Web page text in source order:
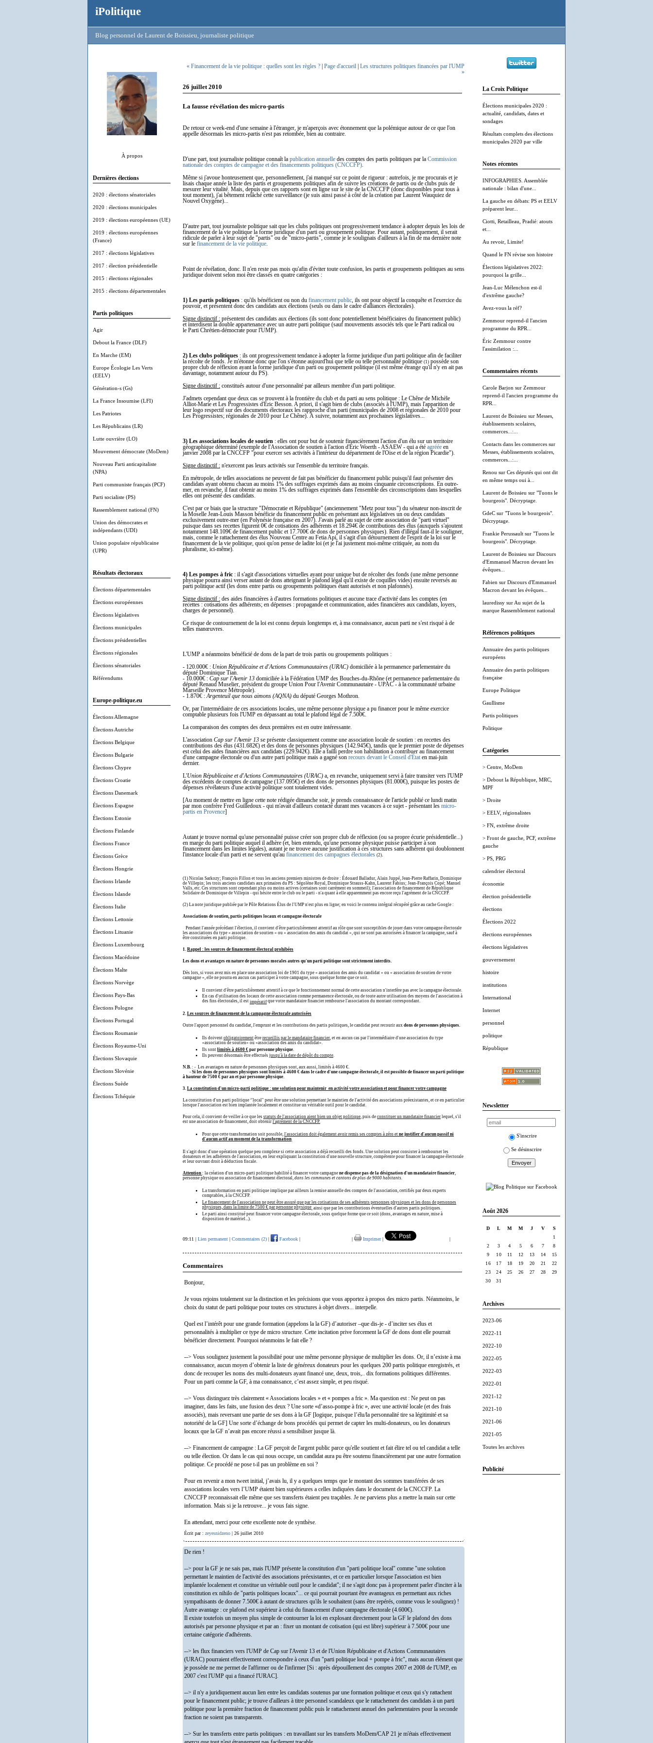
iPolitique
Blog personnel de Laurent de Boissieu, journaliste politique
À propos
Dernières élections
2020 : élections sénatoriales
2020 : élections municipales
2019 : élections européennes (UE)
2019 : élections européennes
(France)
2017 : élections législatives
2017 : élection présidentielle
2015 : élections régionales
2015 : élections départementales
Partis politiques
Agir
Debout la France (DLF)
En Marche (EM)
Europe Écologie Les Verts
(EELV)
Génération-s (Gs)
La France Insoumise (LFI)
Les Patriotes
Les Républicains (LR)
Lutte ouvrière (LO)
Mouvement démocrate (MoDem)
Nouveau Parti anticapitaliste
(NPA)
Parti communiste français (PCF)
Parti socialiste (PS)
Rassemblement national (FN)
Union des démocrates et
indépendants (UDI)
Union populaire républicaine
(UPR)
Résultats électoraux
Élections départementales
Élections européennes
Élections législatives
Élections municipales
Élections présidentielles
Élections régionales
Élections sénatoriales
Référendums
Europe-politique.eu
Élections Allemagne
Élections Autriche
Élections Belgique
Élections Bulgarie
Élections Chypre
Élections Croatie
Élections Danemark
Élections Espagne
Élections Estonie
Élections Finlande
Élections France
Élections Grèce
Élections Hongrie
Élections Irlande
Élections Islande
Élections Italie
Élections Lettonie
Élections Lituanie
Élections Luxembourg
Élections Macédoine
Élections Malte
Élections Norvège
Élections Pays-Bas
Élections Pologne
Élections Portugal
Élections Roumanie
Élections Royaume-Uni
Élections Slovaquie
Élections Slovénie
Élections Suède
Élections Tchéquie
La Croix Politique
Élections municipales 2020 :
actualité, candidats, dates et
sondages
Résultats complets des élections
municipales 2020 par ville
Notes récentes
INFOGRAPHIES. Assemblée
nationale : bilan d'une...
La gauche en débats: PS et EELV
préparent leur...
Ciotti, Retailleau, Pradié: atouts
et...
Au revoir, Limite!
Quand le FN révise son histoire
Élections législatives 2022:
pourquoi la grille...
Jean-Luc Mélenchon est-il
d'extrême gauche?
Avez-vous la réf?
Zemmour reprend-il l'ancien
programme du RPR...
Éric Zemmour contre
l'assimilation :...
Commentaires récents
Carole Barjon sur Zemmour
reprend-il l'ancien programme du
RPR...
Laurent de Boissieu sur Messes,
établissements scolaires,
commerces...:...
Contacts dans les commerces sur
Messes, établissements scolaires,
commerces...:...
Renou sur Ces députés qui ont dit
en même temps oui à...
Laurent de Boissieu sur "Tuons le
bourgeois". Décryptage.
GdeC sur "Tuons le bourgeois".
Décryptage.
Frankie Perussault sur "Tuons le
bourgeois". Décryptage.
Laurent de Boissieu sur Discours
d'Emmanuel Macron devant les
évêques...
Fabien sur Discours d'Emmanuel
Macron devant les évêques...
lauredissy sur Au sujet de la
marque Rassemblement national
Références politiques
Annuaire des partis politiques
européens
Annuaire des partis politiques
française
Europe Politique
Gaullisme
Partis politiques
Politique
Catégories
> Centre, MoDem
> Debout la République, MRC,
MPF
> Droite
> EELV, régionalistes
> FN, extrême droite
> Front de gauche, PCF, extrême
gauche
> PS, PRG
calendrier électoral
économie
élection présidentielle
élections
Élections 2022
élections européennes
élections législatives
gouvernement
histoire
institutions
International
Internet
personnel
politique
République
Newsletter
S'inscrire
Se désinscrire
Août 2026
D L M M J V
S
1
2
3 4 5 6 7
8
9
10 11 12 13 14
15
16
17 18 19 20 21
22
23
24 25 26 27 28
29
30
31
Archives
2023-06
2022-11
2022-10
2022-05
2022-03
2022-01
2021-12
2021-10
2021-06
2021-05
Toutes les archives
Publicité
« Financement de la vie politique : quelles sont les règles ? Page d'accueil
Les structures politiques financées par l'UMP
»
26 juillet 2010
La fausse révélation des micro-partis
De retour ce week-end d'une semaine à l'étranger, je m'aperçois avec étonnement que la polémique autour de ce que l'on
appelle désormais les micro-partis n'est pas retombée, bien au contraire.
D'une part, tout journaliste politique connaît la publication annuelle des comptes des partis politiques par la Commission
nationale des comptes de campagne et des financements politiques (CNCCFP)
Même si j'avoue honteusement que, personnellement, j'ai manqué sur ce point de rigueur : autrefois, je me procurais et je
lisais chaque année la liste des partis et groupements politiques afin de suivre les créations de partis ou de clubs puis de
mesurer leur vitalité. Mais, depuis que ces rapports sont en ligne sur le site de la CNCCFP (donc disponibles pour tous à
tout moment), j'ai bêtement relâché cette surveillance (je suis ainsi passé à côté de la création par Laurent Wauquiez de
Nouvel Oxygène)...
D'autre part, tout journaliste politique sait que les clubs politiques ont progressivement tendance à adopter depuis les lois de
financement de la vie politique la forme juridique d'un parti ou groupement politique. Pour autant, politiquement, il serait
ridicule de parler à leur sujet de "partis" ou de "micro-partis", comme je le soulignais d'ailleurs à la fin de ma dernière note
sur le financement de la vie politique
Point de révélation, donc. Il n'en reste pas mois qu'afin d'éviter toute confusion, les partis et groupements politiques au sens
juridique doivent selon moi être classés en quatre catégories :
1) Les partis politiques : qu'ils bénéficient ou non du financement public , ils ont pour objectif la conquête et l'exercice du
pouvoir, et présentent donc des candidats aux élections (seuls ou dans le cadre d'alliances électorales).
Signe distinctif : présentent des candidats aux élections (ils sont donc potentiellement bénéficiaires du financement public)
et interdisent la double appartenance avec un autre parti politique (sauf mouvements associés tels que le Parti radical ou
le Parti Chrétien-démocrate pour l'UMP).
2) Les clubs politiques : ils ont progressivement tendance à adopter la forme juridique d'un parti politique afin de faciliter
la récolte de fonds. Je m'étonne donc que l'on s'étonne aujourd'hui que telle ou telle personnalité politique (1) possède son
propre club de réflexion ayant la forme juridique d'un parti ou groupement politique (il est même étrange qu'il n'y en ait pas
davantage, notamment autour du PS).
Signe distinctif : constitués autour d'une personnalité par ailleurs membre d'un parti politique.
J'admets cependant que deux cas se trouvent à la frontière du club et du parti au sens politique : Le Chêne de Michèle
Alliot-Marie et Les Progressistes d'Éric Besson. A priori, il s'agit bien de clubs (associés à l'UMP), mais l'apparition de
leur logo respectif sur des documents électoraux les rapproche d'un parti (municipales de 2008 et régionales de 2010 pour
Les Progressistes; régionales de 2010 pour Le Chêne). À suivre, notamment aux prochaines législatives...
3) Les associations locales de soutien : elles ont pour but de soutenir financièrement l'action d'un élu sur un territoire
géographique déterminé (exemple de l'Association de soutien à l'action d'Éric Woerth - ASAEW - qui a été agréée en
janvier 2008 par la CNCCFP "pour exercer ses activités à l'intérieur du département de l'Oise et de la région Picardie").
Signe distinctif : n'exercent pas leurs activités sur l'ensemble du territoire français.
En métropole, de telles associations ne peuvent de fait pas bénéficier du financement public puisqu'il faut présenter des
candidats ayant obtenu chacun au moins 1% des suffrages exprimés dans au moins cinquante circonscriptions. En outre-
mer, en revanche, il faut obtenir au moins 1% des suffrages exprimés dans l'ensemble des circonscriptions dans lesquelles
elles ont présenté des candidats.
C'est par ce biais que la structure "Démocratie et République" (anciennement "Metz pour tous") du sénateur non-inscrit de
la Moselle Jean-Louis Masson bénéficie du financement public en présentant aux législatives un ou deux candidats
exclusivement outre-mer (en Polynésie française en 2007). J'avais parlé au sujet de cette association de "parti virtuel"
puisque dans ses recettes figurent 0€ de cotisations des adhérents et 18.294€ de contributions des élus (auxquels s'ajoutent
notamment 148.109€ de financement public et 17.700€ de dons de personnes physiques). Rien d'illégal faut-il le souligner,
mais, comme le rattachement des élus Nouveau Centre au Fetia Api, il s'agit d'un détournement de l'esprit de la loi sur le
financement de la vie politique, quoi qu'on pense de ladite loi (et je l'ai justement moi-même critiquée, au nom du
pluralisme, ici-même).
4) Les pompes à fric : il s'agit d'associations virtuelles ayant pour unique but de récolter des fonds (une même personne
physique pourra ainsi verser autant de dons atteignant le plafond légal qu'il existe de coquilles vides) ensuite reversés au
parti politique actif (les dons entre partis ou groupements politiques étant autorisés et non plafonnés).
Signe distinctif : des aides financières à d'autres formations politiques et aucune trace d'activité dans les comptes (en
recettes : cotisations des adhérents; en dépenses : propagande et communication, aides financières aux candidats, loyers,
charges de personnel).
Ce risque de contournement de la loi est connu depuis longtemps et, à ma connaissance, aucun parti ne s'est risqué à de
telles manœuvres.
L'UMP a néanmoins bénéficié de dons de la part de trois partis ou groupements politiques :
- 120.000€ : Union Républicaine et d'Actions Communautaires (URAC) domiciliée à la permanence parlementaire du
député Dominique Tian.
- 10.000€ : Cap sur l'Avenir 13 domiciliée à la Fédération UMP des Bouches-du-Rhône (et permanence parlementaire du
député Renaud Muselier, président du groupe Union Pour l'Avenir Communautaire - UPAC - à la communauté urbaine
Marseille Provence Métropole).
- 1.870€ : Argenteuil que nous aimons (AQNA) du député Georges Mothron.
Or, par l'intermédiaire de ces associations locales, une même personne physique a pu financer pour le même exercice
comptable plusieurs fois l'UMP en dépassant au total le plafond légal de 7.500€.
La comparaison des comptes des deux premières est en outre intéressante.
L'association Cap sur l'Avenir 13 se présente classiquement comme une association locale de soutien : en recettes des
contributions des élus (431.682€) et des dons de personnes physiques (142.945€), tandis que le premier poste de dépenses
est celui des aides financières aux candidats (229.942€). Elle a failli perdre son habilitation à contribuer au financement
d'une campagne électorale ou d'un autre parti politique mais a gagné son recours devant le Conseil d'État en mai-juin
dernier.
L'Union Républicaine et d'Actions Communautaires (URAC) a, en revanche, uniquement servi à faire transiter vers l'UMP
des excédents de comptes de campagne (137.095€) et des dons de personnes physiques (81.000€), puisque les postes de
dépenses révélateurs d'une activité politique sont totalement vides.
[Au moment de mettre en ligne cette note rédigée dimanche soir, je prends connaissance de l'article publié ce lundi matin
par mon confrère Fred Guilledoux - qui m'avait d'ailleurs contacté durant mes vacances à ce sujet - présentant les micro-
partis en Provence]
Autant je trouve normal qu'une personnalité puisse créer son propre club de réflexion (ou sa propre écurie présidentielle...)
en marge du parti politique auquel il adhère (et, bien entendu, qu'une personne physique puisse participer à son
financement dans les limites légales), autant je ne trouve aucune justification à ces structures sans adhérent qui doublonnent
l'instance locale d'un parti et ne servent qu'au financement des campagnes électorales (2)
(1) Nicolas Sarkozy; François Fillon et tous les anciens premiers ministres de droite : Édouard Balladur, Alain Juppé, Jean-Pierre Raffarin, Dominique
de Villepin; les trois anciens candidats aux primaires du PS : Ségolène Royal, Dominique Strauss-Kahn, Laurent Fabius; Jean-François Copé; Manuel
Valls, etc. Ces structures sont cependant plus ou moins actives (certaines sont carrément en sommeil); l'association de financement de République
Solidaire de Dominique de Villepin - qui hésite entre le club ou le parti - n'a quant à elle apparemment pas encore reçu l'agrément de la CNCCFP.
(2) La note juridique publiée par le Pôle Relations Élus de l'UMP n'est plus en ligne; en voici le contenu intégral récupéré grâce au cache Google :
Associations de soutien, partis politiques locaux et campagne électorale
Pendant l'année précédant l'élection, il convient d'être particulièrement attentif au rôle que sont susceptibles de jouer dans votre campagne électorale
les associations du type « association de soutien » ou « association des amis du candidat », qui ne sont pas autorisées à financer la campagne, sauf à
être constituées en parti politique.
1. Rappel : les sources de financement électoral prohibées
Les dons et avantages en nature de personnes morales autres qu'un parti politique sont strictement interdits.
Dès lors, si vous avez mis en place une association loi de 1901 du type « association des amis du candidat » ou « association de soutien de votre
campagne », elle ne pourra en aucun cas participer à votre campagne, sous quelque forme que ce soit.
Il convient d'être particulièrement attentif à ce que le fonctionnement normal de cette association n'interfère pas avec la campagne électorale.
En cas d'utilisation des locaux de cette association comme permanence électorale, ou de toute autre utilisation des moyens de l'association à
des fins électorales, il est impératif que votre mandataire financier rembourse l'association du montant correspondant.
2. Les sources de financement de la campagne électorale autorisées
Outre l'apport personnel du candidat, l'emprunt et les contributions des partis politiques, le candidat peut recourir aux dons de personnes physiques.
Ils doivent obligatoirement être recueillis par le mandataire financier, et en aucun cas par l'intermédiaire d'une association du type
«association de soutien» ou «association des amis du candidat».
Ils sont limités à 4600 € par personne physique.
Ils peuvent désormais être effectués jusqu'à la date de dépôt du compte.
N.B. : - Les avantages en nature de personnes physiques sont, aux aussi, limités à 4600 €.
- Si les dons de personnes physiques sont limités à 4600 € dans le cadre d'une campagne électorale, il est possible de financer un parti politique
à hauteur de 7500 € par an et par personne physique.
3. La constitution d'un micro-parti politique : une solution pour maintenir en activité votre association et pour financer votre campagne
La constitution d'un parti politique ‘'local" peut être une solution permettant le maintien de l'activité des associations préexistantes, et ce en particulier
lorsque l'association est bien implantée localement et constitue un véritable outil pour le candidat.
Pour cela, il convient de veiller à ce que les statuts de l'association aient bien un objet politique, puis de constituer un mandataire financier lequel, s'il
est une association de financement, doit obtenir l'agrément de la CNCCFP.
Pour que cette transformation soit possible, l'association doit également avoir remis ses comptes à zéro et ne justifier d'aucun passif ni
d'aucun actif au moment de la transformation.
Il s'agit donc d'une opération quelque peu complexe si cette association a déjà recueilli des fonds. Une solution peut consister à rembourser les
donateurs et les adhérents de l'association, en leur expliquant la constitution d'une nouvelle structure, compétente pour financer la campagne électorale
et leur ouvrant droit à déduction fiscale.
Attention : la création d'un micro-parti politique habilité à financer votre campagne ne dispense pas de la désignation d'un mandataire financier,
personne physique ou association de financement électoral, dans les communes et cantons de plus de 9000 habitants.
La transformation en parti politique implique par ailleurs la remise annuelle des comptes de l'association, certifiés par deux experts
comptables, à la CNCCFP.
Le financement de l'association ne peut être assuré que par les cotisations de ses adhérents personnes physiques et les dons de personnes
physiques, dans la limite de 7500 € par personne physique, ainsi que par les contributions éventuelles d'autres partis politiques.
Le parti ainsi constitué peut financer votre campagne électorale, sous quelque forme que ce soit (dons, avantages en nature, mise à
disposition de matériel...).
09:11 | Lien permanent | Commentaires (2) | Facebook | | Imprimer| |
Commentaires
Bonjour,
Je vous rejoins totalement sur la distinction et les précisions que vous apportez à propos des micro partis. Néanmoins, le
choix du statut de parti politique pour toutes ces structures à objet divers... interpelle.
Quel est l’intérêt pour une grande formation (appelons la la GF) d’autoriser –que dis-je - d’inciter ses élus et
personnalités à multiplier ce type de micro structure. Cette incitation prive forcement la GF de dons dont elle pourrait
bénéficier directement. Pourquoi néanmoins le fait elle ?
--> Vous soulignez justement la possibilité pour une même personne physique de multiplier les dons. Or, il n’existe à ma
connaissance, aucun moyen d’obtenir la liste de généreux donateurs pour les quelques 200 partis politique enregistrés, et
donc de recouper les noms des multi-donateurs ayant financé une, deux, trois,.. dix formations politiques différentes.
Pour un parti comme la GF, à ma connaissance, c’est assez simple, et peu risqué.
--> Vous distinguez très clairement « Associations locales » et « pompes a fric ». Ma question est : Ne peut on pas
imaginer, dans les faits, une fusion des deux ? Une sorte «d’asso-pompe à fric », avec une activité locale (et des frais
associés), mais reversant une partie de ses dons à la GF [logique, puisque l’élu/la personnalité tire sa légitimité et sa
notoriété de la GF] Une sorte d’échange de bons procédés qui permet de capter les multi-donateurs, ou les donateurs
locaux que la GF n’avait pas encore réussi a sensibiliser jusque là.
--> Financement de campagne : La GF perçoit de l'argent public parce qu'elle soutient et fait élire tel ou tel candidat a telle
ou telle élection. Or dans le cas qui nous occupe, un candidat aura pu être soutenu financièrement par une autre formation
politique. Ce procédé ne pose t-il pas un problème en soi ?
Pour en revenir a mon tweet initial, j’avais lu, il y a quelques temps que le montant des sommes transférées de ses
associations locales vers l’UMP étaient bien supérieures a celles indiquées dans le document de la CNCCFP. La
CNCCFP reconnaissait elle même que ses transferts étaient peu traçables. Je ne parviens plus a mettre la main sur cette
information. Mais si je la retrouve... je vous fais signe.
En attendant, merci pour cette excellente note de synthèse.
Écrit par : zeyesnidzeno | 26 juillet 2010
De rien !
--> pour la GF je ne sais pas, mais l'UMP présente la constitution d'un "parti politique local" comme "une solution
permettant le maintien de l'activité des associations préexistantes, et ce en particulier lorsque l'association est bien
implantée localement et constitue un véritable outil pour le candidat"; il ne s'agit donc pas à proprement parler d'inciter à la
constitution ex nihilo de "partis politiques locaux"... ce qui pourrait pourtant être avantageux en permettant aux riches
sympathisants de donner 7.500€ à autant de structures qu'ils le souhaitent (sans être repérés, comme vous le soulignez) !
Autre avantage : ce plafond est supérieur à celui du financement d'une campagne électorale (4.600€).
Il existe toutefois un moyen plus simple de contourner la loi en explosant directement pour la GF le plafond des dons
autorisés par personne physique et par an : fixer un montant de cotisation (qui est libre) supérieur à 7.500€ pour une
certaine catégorie d'adhérents.
--> les flux financiers vers l'UMP de Cap sur l'Avenir 13 et de l'Union Républicaine et d'Actions Communautaires
(URAC) pourraient effectivement correspondre à ceux d'un "parti politique local + pompe à fric", mais aucun élément que
je possède ne me permet de l'affirmer ou de l'infirmer [Si : après dépouillement des comptes 2007 et 2008 de l'UMP, en
2007 c'est l'UMP qui a financé l'URAC].
--> il n'y a juridiquement aucun lien entre les candidats soutenus par une formation politique et ceux qui s'y rattachent
pour le financement public; je trouve d'ailleurs à titre personnel scandaleux que le rattachement des candidats à un parti
politique pour la première fraction de financement public puis le rattachement annuel des parlementaires pour la seconde
fraction ne soient pas transparents.
--> Sur les transferts entre partis politiques : en travaillant sur les transferts MoDem/CAP 21 je m'étais effectivement